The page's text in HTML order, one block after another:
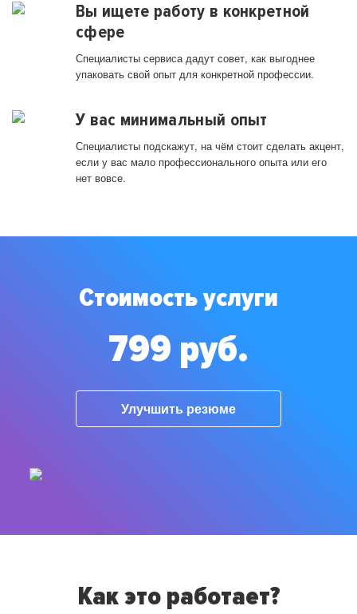
Вы ищете работу в конкретной
сфере
Специалисты сервиса дадут совет, как выгоднее
упаковать свой опыт для конкретной профессии.
У вас минимальный опыт
Специалисты подскажут, на чём стоит сделать акцент,
если у вас мало профессионального опыта или его
нет вовсе.
Стоимость услуги
799 руб.
Улучшить резюме
Как это работает?